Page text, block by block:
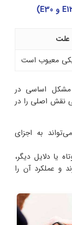
علت
معیوب است
مشکل اساسی در
نقش اصلی را در
به اجزای
یا دلایل دیگر،
و عملکرد آن را